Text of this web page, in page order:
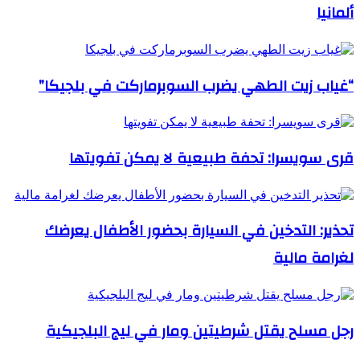
ألمانيا
“غياب زيت الطهي يضرب السوبرماركت في بلجيكا”
قرى سويسرا: تحفة طبيعية لا يمكن تفويتها
تحذير: التدخين في السيارة بحضور الأطفال يعرضك
لغرامة مالية
رجل مسلح يقتل شرطيتين ومار في ليج البلجيكية